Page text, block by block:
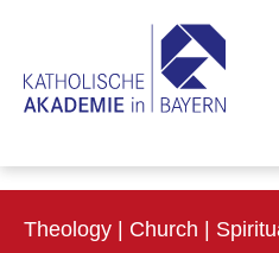
Theology | Church |